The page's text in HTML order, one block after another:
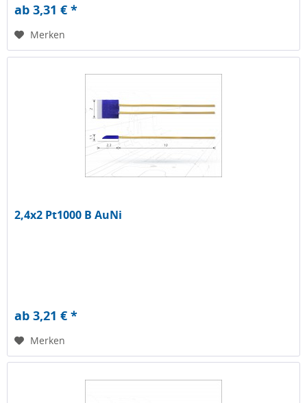
ab 3,31 € *
Merken
2,4x2 Pt1000 B AuNi
ab 3,21 € *
Merken